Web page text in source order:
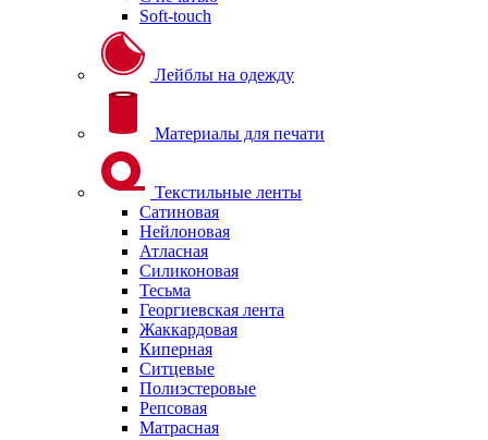
Soft-touch
Лейблы на одежду
Материалы для печати
Текстильные ленты
Сатиновая
Нейлоновая
Атласная
Силиконовая
Тесьма
Георгиевская лента
Жаккардовая
Киперная
Ситцевые
Полиэстеровые
Репсовая
Матрасная